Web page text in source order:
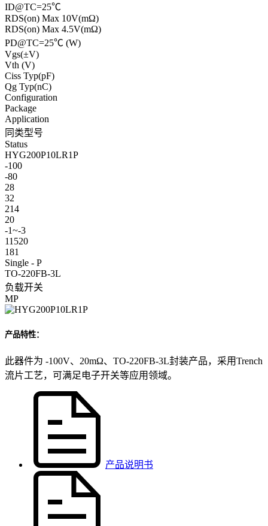
ID@TC=25℃
RDS(on) Max 10V(mΩ)
RDS(on) Max 4.5V(mΩ)
PD@TC=25℃ (W)
Vgs(±V)
Vth (V)
Ciss Typ(pF)
Qg Typ(nC)
Configuration
Package
Application
同类型号
Status
HYG200P10LR1P
-100
-80
28
32
214
20
-1~-3
11520
181
Single - P
TO-220FB-3L
负载开关
MP
产品特性：
此器件为 -100V、20mΩ、TO-220FB-3L封装产品，采用Trench
流片工艺，可满足电子开关等应用领域。
产品说明书